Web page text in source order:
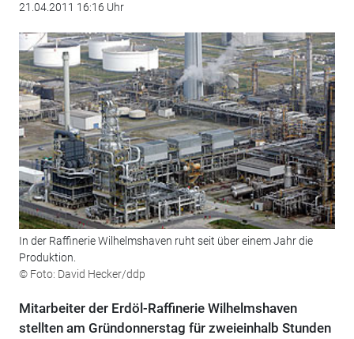
21.04.2011 16:16 Uhr
In der Raffinerie Wilhelmshaven ruht seit über einem Jahr die
Produktion.
© Foto: David Hecker/ddp
Mitarbeiter der Erdöl-Raffinerie Wilhelmshaven
stellten am Gründonnerstag für zweieinhalb Stunden